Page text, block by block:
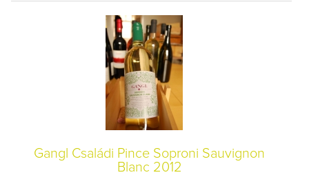
Gangl Családi Pince Soproni Sauvignon
Blanc 2012